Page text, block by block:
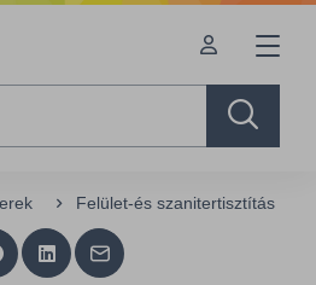
Felület-és szanitertisztítás